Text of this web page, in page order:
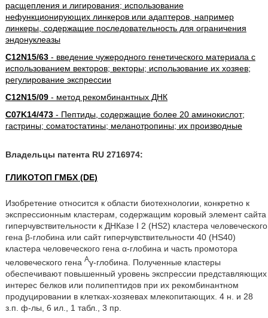
расщепления и лигирования; использование
нефункционирующих линкеров или адаптеров, например
линкеры, содержащие последовательность для ограничения
эндонуклеазы
C12N15/63- введение чужеродного генетического материала с
использованием векторов; векторы; использование их хозяев;
регулирование экспрессии
C12N15/09- метод рекомбинантных ДНК
C07K14/473- Пептиды, содержащие более 20 аминокислот;
гастрины; соматостатины; меланотропины; их производные
Владельцы патента RU 2716974:
ГЛИКОТОП ГМБХ (DE)
Изобретение относится к области биотехнологии, конкретно к
экспрессионным кластерам, содержащим коровый элемент сайта
гиперчувствительности к ДНКазе I 2 (HS2) кластера человеческого
гена β-глобина или сайт гиперчувствительности 40 (HS40)
кластера человеческого гена α-глобина и часть промотора
человеческого гена Aγ-глобина. Полученные кластеры
обеспечивают повышенный уровень экспрессии представляющих
интерес белков или полипептидов при их рекомбинантном
продуцировании в клетках-хозяевах млекопитающих. 4 н. и 28
з.п. ф-лы, 6 ил., 1 табл., 3 пр.